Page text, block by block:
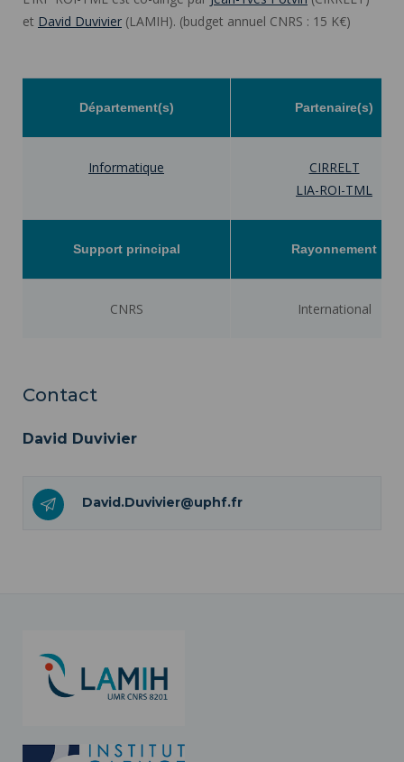
et David Duvivier (LAMIH). (budget annuel CNRS : 15 K€)
Département(s) Partenaire(s)
Informatique
CIRRELT
LIA-ROI-TML
Support principal Rayonnement
CNRS International
Contact
David Duvivier
David.Duvivier@uphf.fr